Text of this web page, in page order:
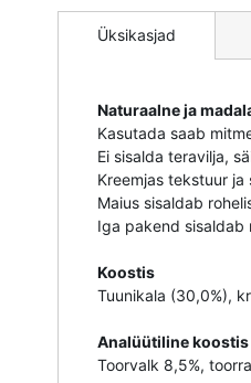
pildigalerii
algusesseÜksikasjad
Naturaalne ja
Kasutada saab
Ei sisalda teravilja,
Kreemjas tekstuur ja
Maius sisaldab
Iga pakend sisaldab
Koostis
Tuunikala (30,0%),
Analüütiline koostis
Toorvalk 8,5%,